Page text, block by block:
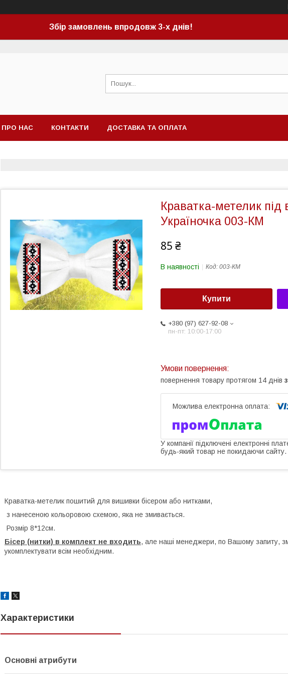
Збір замовлень впродовж 3-х днів!
ПРО НАС КОНТАКТИ ДОСТАВКА ТА ОПЛАТА
Краватка-метелик
Україночка 003-КМ
85 ₴
В наявності Код: 003-КМ
Купити
+380 (97) 627-92-08
пн-пт: 10:00-17:00
повернення товару протягом 14 днів
У компанії підключені електронні
будь-який товар не покидаючи сайту.
Краватка-метелик пошитий для вишивки бісером або нитками,
з нанесеною кольоровою схемою, яка не змивається.
Розмір 8*12см.
Бісер (нитки) в комплект не входить, але наші менеджери, по Вашому запиту,
укомплектувати всім необхідним.
Характеристики
Основні атрибути